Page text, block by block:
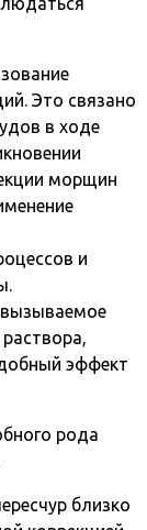
Это связано
в ходе
морщин
и
эффект
рода
близко